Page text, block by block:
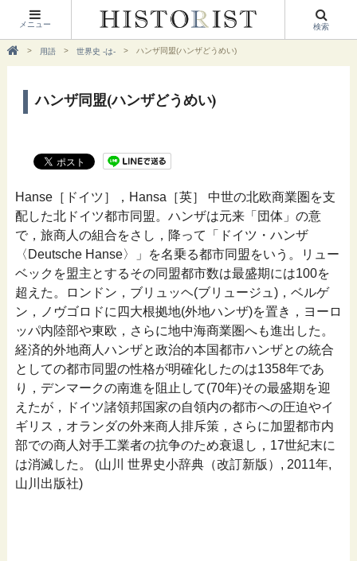
メニュー 検索
用語 世界史 -は- ハンザ同盟(ハンザどうめい)
ハンザ同盟(ハンザどうめい)
Hanse［ドイツ］，Hansa［英］ 中世の北欧商業圏を支
配した北ドイツ都市同盟。ハンザは元来「団体」の意
で，旅商人の組合をさし，降って「ドイツ・ハンザ
〈Deutsche Hanse〉」を名乗る都市同盟をいう。リュー
ベックを盟主とするその同盟都市数は最盛期には100を
超えた。ロンドン，ブリュッヘ(ブリュージュ)，ベルゲ
ン，ノヴゴロドに四大根拠地(外地ハンザ)を置き，ヨーロ
ッパ内陸部や東欧，さらに地中海商業圏へも進出した。
経済的外地商人ハンザと政治的本国都市ハンザとの統合
としての都市同盟の性格が明確化したのは1358年であ
り，デンマークの南進を阻止して(70年)その最盛期を迎
えたが，ドイツ諸領邦国家の自領内の都市への圧迫やイ
ギリス，オランダの外来商人排斥策，さらに加盟都市内
部での商人対手工業者の抗争のため衰退し，17世紀末に
は消滅した。 (山川 世界史小辞典（改訂新版）, 2011年,
山川出版社)